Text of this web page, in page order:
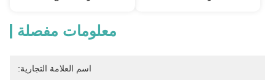
معلومات مفصلة
اسم العلامة التجارية: